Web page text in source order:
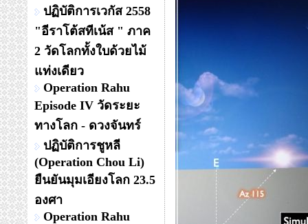
ปฏิบัติการเวกัส 2558
"อีราโต้สทีเน้ส " ภาค
2 วัดโลกทั้งใบด้วยไม้
แท่งเดียว
Operation Rahu
Episode IV วัดระยะ
ทางโลก - ดวงจันทร์
ปฏิบัติการชูหลี
(Operation Chou Li)
ยืนยันมุมเอียงโลก 23.5
องศา
Operation Rahu